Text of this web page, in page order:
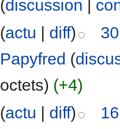
(discussion |
(actu | diff)
Papyfred (
octets) (+4)
(actu diff)